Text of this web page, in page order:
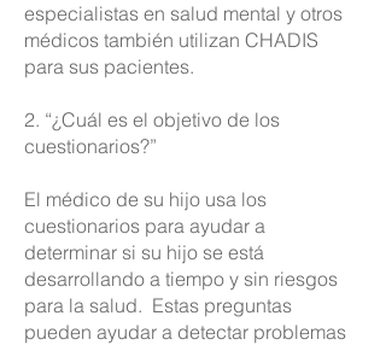
especialistas en salud mental y otros
médicos también utilizan CHADIS
para sus pacientes.
2. “¿Cuál es el objetivo de los
cuestionarios?”
El médico de su hijo usa los
cuestionarios para ayudar a
determinar si su hijo se está
desarrollando a tiempo y sin riesgos
para la salud. Estas preguntas
pueden ayudar a detectar problemas